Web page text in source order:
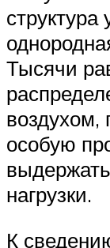
Тысячи
воздухом,
особую
нагрузки.
К